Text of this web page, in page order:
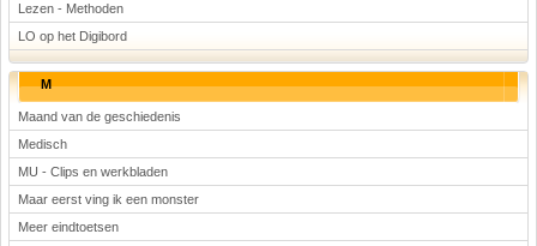
Lezen - Methoden
LO op het Digibord
M
Maand van de geschiedenis
Medisch
MU - Clips en werkbladen
Maar eerst ving ik een monster
Meer eindtoetsen